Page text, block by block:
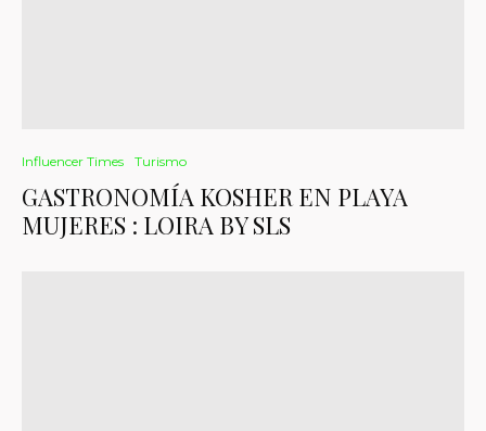
Influencer Times Turismo
GASTRONOMÍA KOSHER EN PLAYA
MUJERES : LOIRA BY SLS